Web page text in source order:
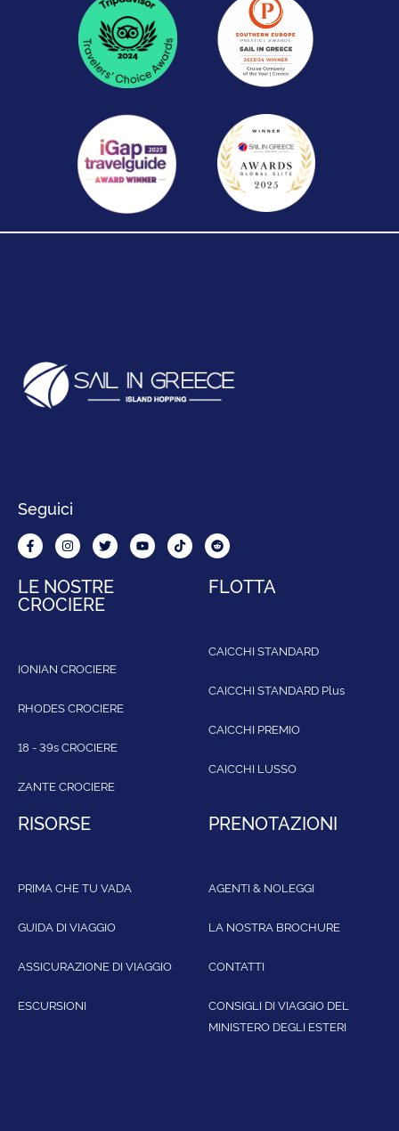
Seguici
LE NOSTRE
CROCIERE
IONIAN CROCIERE
RHODES CROCIERE
18 - 39s CROCIERE
ZANTE CROCIERE
FLOTTA
CAICCHI STANDARD
CAICCHI STANDARD Plus
CAICCHI PREMIO
CAICCHI LUSSO
RISORSE
PRIMA CHE TU VADA
GUIDA DI VIAGGIO
ASSICURAZIONE DI VIAGGIO
ESCURSIONI
PRENOTAZIONI
AGENTI & NOLEGGI
LA NOSTRA BROCHURE
CONTATTI
CONSIGLI DI VIAGGIO DEL
MINISTERO DEGLI ESTERI